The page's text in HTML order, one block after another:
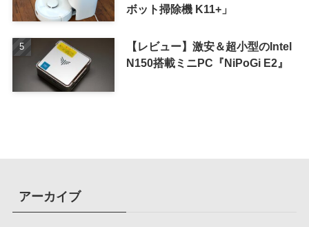
ボット掃除機 K11+」
【レビュー】激安＆超小型のIntel
N150搭載ミニPC『NiPoGi E2』
アーカイブ